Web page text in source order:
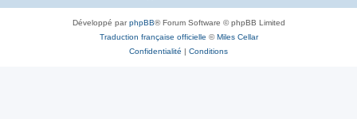
Développé parphpBB® Forum Software © phpBB Limited
Traduction française officielle ©Miles Cellar
Confidentialité | Conditions